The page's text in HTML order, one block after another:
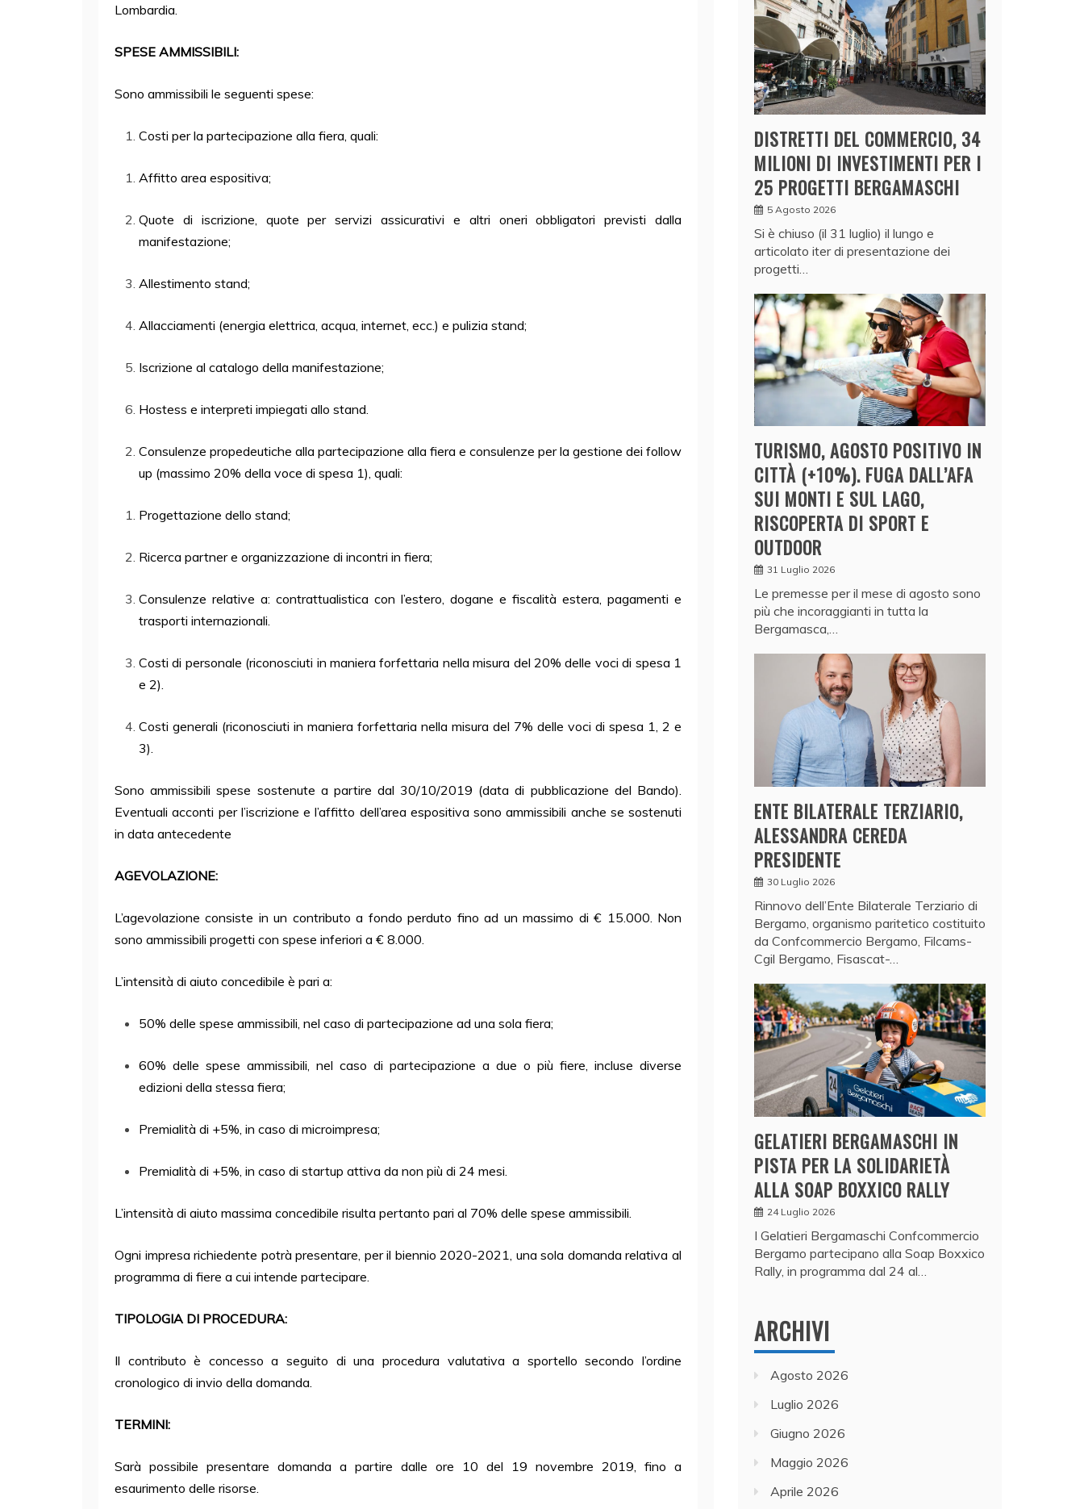
Lombardia.
SPESE AMMISSIBILI:
Sono ammissibili le seguenti spese:
Costi per la partecipazione alla fiera, quali:
Affitto area espositiva;
Quote di iscrizione, quote per servizi assicurativi e altri oneri obbligatori previsti dalla
manifestazione;
Allestimento stand;
Allacciamenti (energia elettrica, acqua, internet, ecc.) e pulizia stand;
Iscrizione al catalogo della manifestazione;
Hostess e interpreti impiegati allo stand.
Consulenze propedeutiche alla partecipazione alla fiera e consulenze per la gestione dei follow
up (massimo 20% della voce di spesa 1), quali:
Progettazione dello stand;
Ricerca partner e organizzazione di incontri in fiera;
Consulenze relative a: contrattualistica con l’estero, dogane e fiscalità estera, pagamenti e
trasporti internazionali.
Costi di personale (riconosciuti in maniera forfettaria nella misura del 20% delle voci di spesa 1
e 2).
Costi generali (riconosciuti in maniera forfettaria nella misura del 7% delle voci di spesa 1, 2 e
3).
Sono ammissibili spese sostenute a partire dal 30/10/2019 (data di pubblicazione del Bando).
Eventuali acconti per l’iscrizione e l’affitto dell’area espositiva sono ammissibili anche se sostenuti
in data antecedente
AGEVOLAZIONE:
L’agevolazione consiste in un contributo a fondo perduto fino ad un massimo di € 15.000. Non
sono ammissibili progetti con spese inferiori a € 8.000.
L’intensità di aiuto concedibile è pari a:
50% delle spese ammissibili, nel caso di partecipazione ad una sola fiera;
60% delle spese ammissibili, nel caso di partecipazione a due o più fiere, incluse diverse
edizioni della stessa fiera;
Premialità di +5%, in caso di microimpresa;
Premialità di +5%, in caso di startup attiva da non più di 24 mesi.
L’intensità di aiuto massima concedibile risulta pertanto pari al 70% delle spese ammissibili.
Ogni impresa richiedente potrà presentare, per il biennio 2020-2021, una sola domanda relativa al
programma di fiere a cui intende partecipare.
TIPOLOGIA DI PROCEDURA:
Il contributo è concesso a seguito di una procedura valutativa a sportellosecondo l’ordine
cronologico di invio della domanda.
TERMINI:
Sarà possibile presentare domanda a partire dalle ore 10 del 19 novembre 2019, fino a
esaurimento delle risorse.
DISTRETTI DEL COMMERCIO, 34
MILIONI DI INVESTIMENTI PER I
25 PROGETTI BERGAMASCHI
5 Agosto 2026
Si è chiuso (il 31 luglio) il lungo e
articolato iter di presentazione dei
progetti…
TURISMO, AGOSTO POSITIVO IN
CITTÀ (+10%). FUGA DALL’AFA
SUI MONTI E SUL LAGO,
RISCOPERTA DI SPORT E
OUTDOOR
31 Luglio 2026
Le premesse per il mese di agosto sono
più che incoraggianti in tutta la
Bergamasca,…
ENTE BILATERALE TERZIARIO,
ALESSANDRA CEREDA
PRESIDENTE
30 Luglio 2026
Rinnovo dell’Ente Bilaterale Terziario di
Bergamo, organismo paritetico costituito
da Confcommercio Bergamo, Filcams-
Cgil Bergamo, Fisascat-…
GELATIERI BERGAMASCHI IN
PISTA PER LA SOLIDARIETÀ
ALLA SOAP BOXXICO RALLY
24 Luglio 2026
I Gelatieri Bergamaschi Confcommercio
Bergamo partecipano alla Soap Boxxico
Rally, in programma dal 24 al…
ARCHIVI
Agosto 2026
Luglio 2026
Giugno 2026
Maggio 2026
Aprile 2026